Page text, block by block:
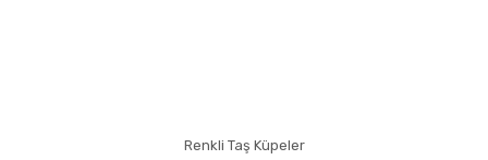
Renkli Taş Küpeler